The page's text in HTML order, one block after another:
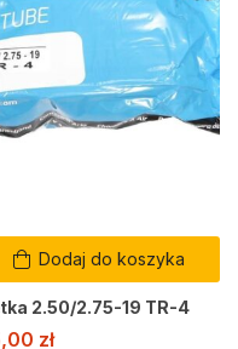
Dodaj do koszyka
2.50/2.75-19 TR-4
zł